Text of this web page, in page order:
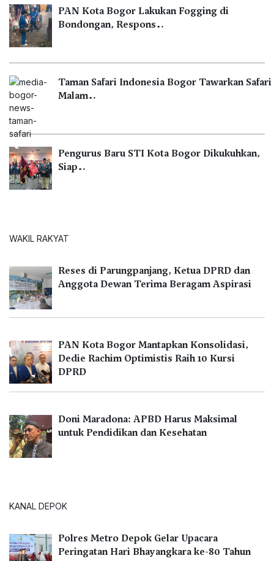
PAN Kota Bogor Lakukan Fogging di
Bondongan, Respons…
Taman Safari Indonesia Bogor Tawarkan Safari
Malam…
Pengurus Baru STI Kota Bogor Dikukuhkan,
Siap…
WAKIL RAKYAT
Reses di Parungpanjang, Ketua DPRD dan
Anggota Dewan Terima Beragam Aspirasi
PAN Kota Bogor Mantapkan Konsolidasi,
Dedie Rachim Optimistis Raih 10 Kursi
DPRD
Doni Maradona: APBD Harus Maksimal
untuk Pendidikan dan Kesehatan
KANAL DEPOK
Polres Metro Depok Gelar Upacara
Peringatan Hari Bhayangkara ke-80 Tahun